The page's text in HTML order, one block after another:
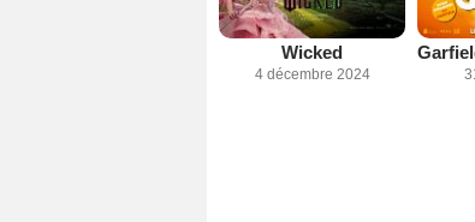
Wicked
4 décembre 2024